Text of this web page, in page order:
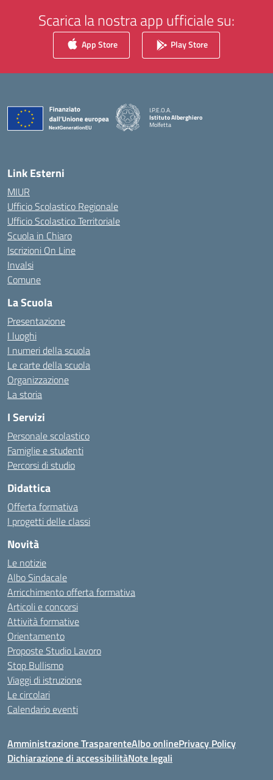
Scarica la nostra app ufficiale su:
App Store Play Store
I.P.E.O.A.
Istituto Alberghiero
Molfetta
Link Esterni
MIUR
Ufficio Scolastico Regionale
Ufficio Scolastico Territoriale
Scuola in Chiaro
Iscrizioni On Line
Invalsi
Comune
La Scuola
Presentazione
I luoghi
I numeri della scuola
Le carte della scuola
Organizzazione
La storia
I Servizi
Personale scolastico
Famiglie e studenti
Percorsi di studio
Didattica
Offerta formativa
I progetti delle classi
Novità
Le notizie
Albo Sindacale
Arricchimento offerta formativa
Articoli e concorsi
Attività formative
Orientamento
Proposte Studio Lavoro
Stop Bullismo
Viaggi di istruzione
Le circolari
Calendario eventi
Amministrazione TrasparenteAlbo onlinePrivacy Policy
Dichiarazione di accessibilitàNote legali